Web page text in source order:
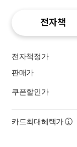
전자책
전자책정가
판매가
쿠폰할인가
카드최대혜택가